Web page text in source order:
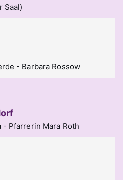
Saal)
Barbara Rossow
Pfarrerin Mara Roth